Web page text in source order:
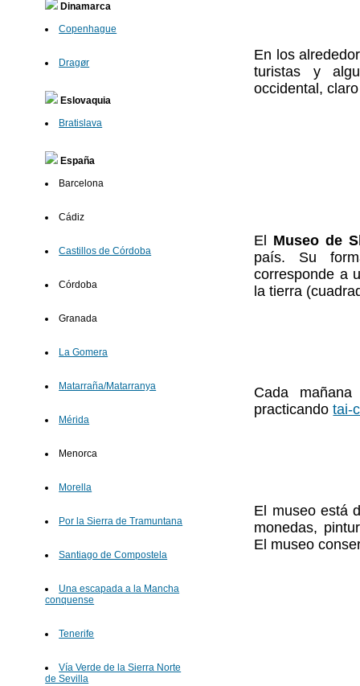
Dinamarca
Copenhague
Dragør
Eslovaquia
Bratislava
España
Barcelona
Cádiz
Castillos de Córdoba
Córdoba
Granada
La Gomera
Matarraña/Matarranya
Mérida
Menorca
Morella
Por la Sierra de Tramuntana
Santiago de Compostela
Una escapada a la Mancha
conquense
Tenerife
Vía Verde de la Sierra Norte
de Sevilla
En los
turistas y
occidental,
El Museo de
país. Su
corresponde a
la tierra
Cada
practicandotai-
El museo está
monedas,
El museo